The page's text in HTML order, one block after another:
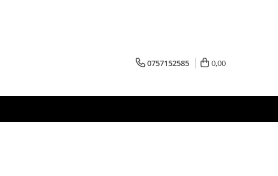
0757152585 0,00